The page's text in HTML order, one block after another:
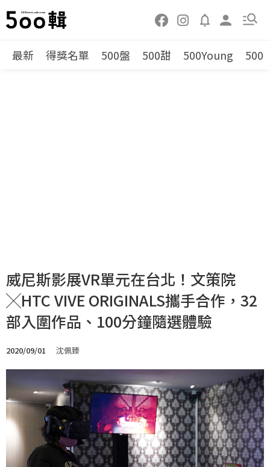
最新 得獎名單 500盤 500甜 500Young 500
威尼斯影展VR單元在台北！文策院
╳HTC VIVE ORIGINALS攜手合作，32
部入圍作品、100分鐘隨選體驗
2020/09/01 沈佩臻